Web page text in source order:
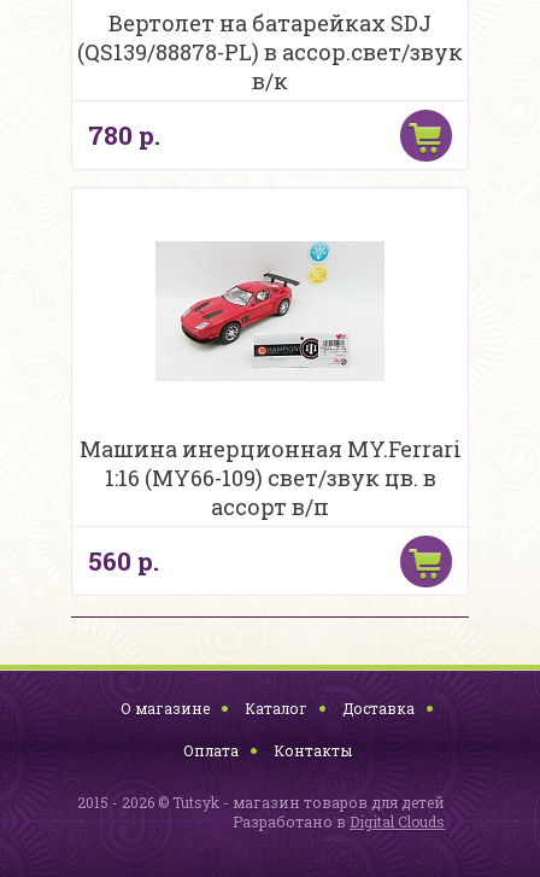
Вертолет на батарейках SDJ
(QS139/88878-PL) в ассор.свет/звук
в/к
780 р.
Машина инерционная MY.Ferrari
1:16 (MY66-109) свет/звук цв. в
ассорт в/п
560 р.
О магазине Каталог Доставка
Оплата Контакты
2015 - 2026 © Tutsyk - магазин товаров для детей
Разработано в Digital Clouds